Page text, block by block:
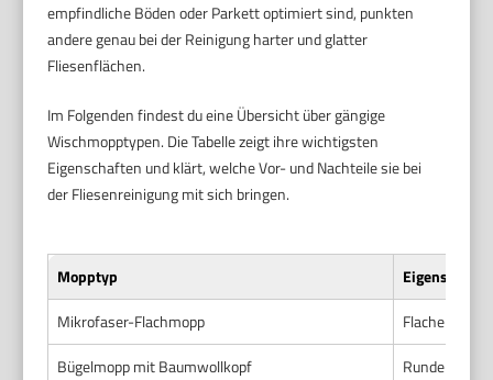
empfindliche Böden oder Parkett optimiert sind, punkten
andere genau bei der Reinigung harter und glatter
Fliesenflächen.
Im Folgenden findest du eine Übersicht über gängige
Wischmopptypen. Die Tabelle zeigt ihre wichtigsten
Eigenschaften und klärt, welche Vor- und Nachteile sie bei
der Fliesenreinigung mit sich bringen.
Mopptyp
Mikrofaser-Flachmopp
Flacher
Bügelmopp mit Baumwollkopf
Runder Kopf